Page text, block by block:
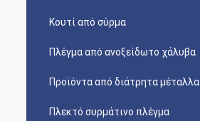
Κουτί από σύρμα
Πλέγμα από ανοξείδωτο χάλυβα
Προϊόντα από διάτρητα μέταλλα
Πλεκτό συρμάτινο πλέγμα